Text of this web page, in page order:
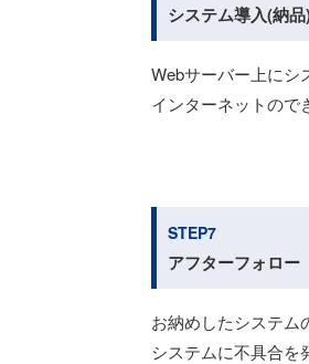
システム導入(納
Webサーバー上にシ
インターネットので
STEP7
アフターフォロー
お納めしたシステム
システムに不具合を